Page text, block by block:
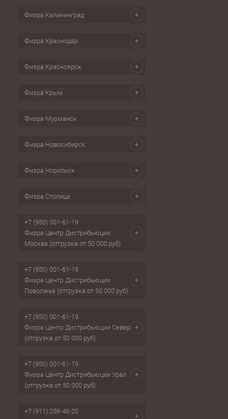
Физра Калининград
Физра Краснодар
Физра Красноярск
Физра Крым
Физра Мурманск
Физра Новосибирск
Физра Норильск
Физра Столица
+7 (950) 001-61-19
Физра Центр Дистрибьюции
Москва (отгрузка от 50 000 руб)
+7 (950) 001-61-19
Физра Центр Дистрибьюции
Поволжье (отгрузка от 50 000 руб)
+7 (950) 001-61-19
Физра Центр Дистрибьюции Север
(отгрузка от 50 000 руб)
+7 (950) 001-61-19
Физра Центр Дистрибьюции Урал
(отгрузка от 50 000 руб)
+7 (911) 256-46-20